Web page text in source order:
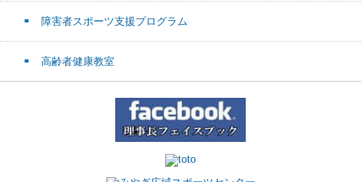
障害者スポーツ支援プログラム
高齢者健康教室